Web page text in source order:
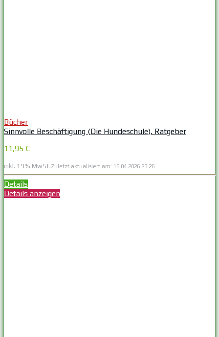
Bücher
Sinnvolle Beschäftigung (Die Hundeschule), Ratgeber
11,95 €
inkl. 19% MwSt.Zuletzt aktualisiert am: 16.04.2026 23:26
Details
Details anzeigen